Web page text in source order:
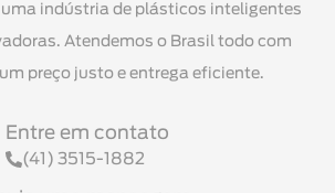
indústria de plásticos inteligentes
Atendemos o Brasil todo com
preço justo e entrega eficiente.
Entre em contato
(41) 3515-1882